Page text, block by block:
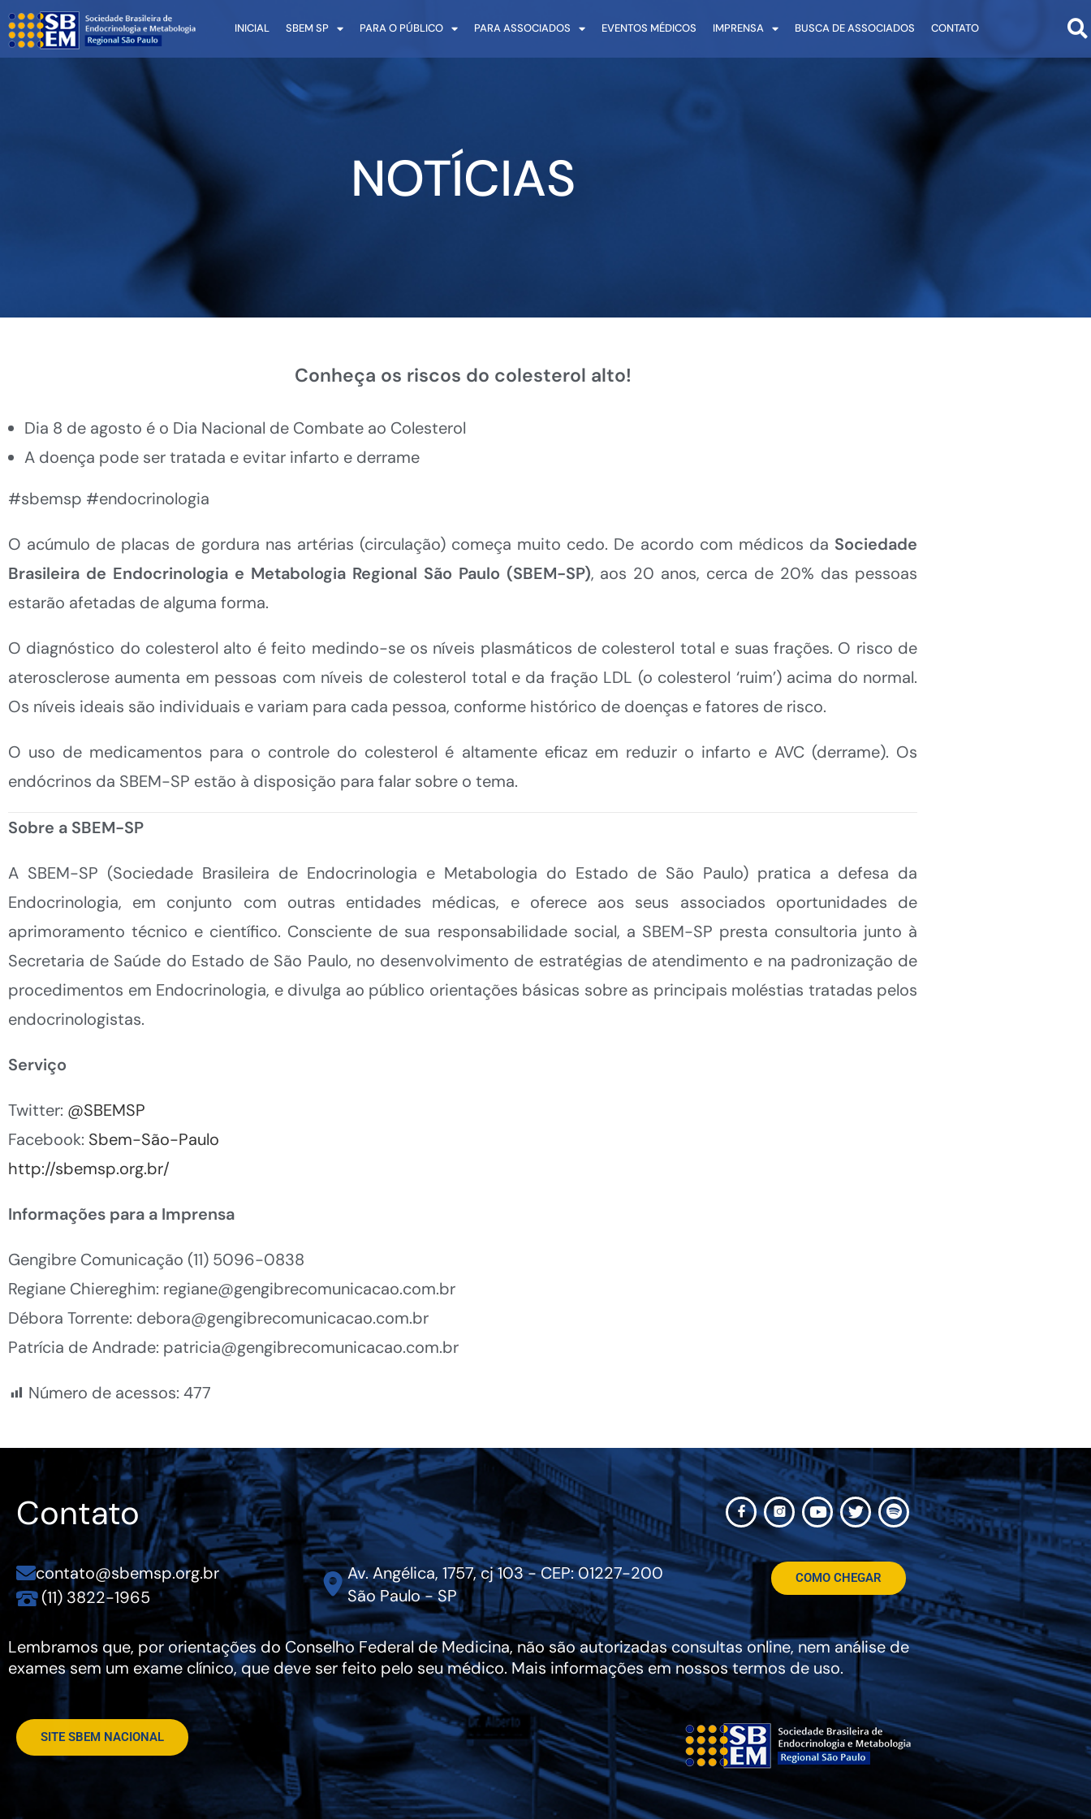
INICIAL SBEM SP PARA O PÚBLICO PARA ASSOCIADOS EVENTOS MÉDICOS IMPRENSA BUSCA DE ASSOCIADOS CONTATO
NOTÍCIAS
Conheça os riscos do colesterol alto!
Dia 8 de agosto é o Dia Nacional de Combate ao Colesterol
A doença pode ser tratada e evitar infarto e derrame
#sbemsp #endocrinologia
O acúmulo de placas de gordura nas artérias (circulação) começa muito cedo. De acordo com médicos da Sociedade
Brasileira de Endocrinologia e Metabologia Regional São Paulo (SBEM-SP), aos 20 anos, cerca de 20% das pessoas
estarão afetadas de alguma forma.
O diagnóstico do colesterol alto é feito medindo-se os níveis plasmáticos de colesterol total e suas frações. O risco de
aterosclerose aumenta em pessoas com níveis de colesterol total e da fração LDL (o colesterol ‘ruim’) acima do normal.
Os níveis ideais são individuais e variam para cada pessoa, conforme histórico de doenças e fatores de risco.
O uso de medicamentos para o controle do colesterol é altamente eficaz em reduzir o infarto e AVC (derrame). Os
endócrinos da SBEM-SP estão à disposição para falar sobre o tema.
Sobre a SBEM-SP
A SBEM-SP (Sociedade Brasileira de Endocrinologia e Metabologia do Estado de São Paulo) pratica a defesa da
Endocrinologia, em conjunto com outras entidades médicas, e oferece aos seus associados oportunidades de
aprimoramento técnico e científico. Consciente de sua responsabilidade social, a SBEM-SP presta consultoria junto à
Secretaria de Saúde do Estado de São Paulo, no desenvolvimento de estratégias de atendimento e na padronização de
procedimentos em Endocrinologia, e divulga ao público orientações básicas sobre as principais moléstias tratadas pelos
endocrinologistas.
Serviço
Twitter: @SBEMSP
Facebook: Sbem-São-Paulo
http://sbemsp.org.br/
Informações para a Imprensa
Gengibre Comunicação (11) 5096-0838
Regiane Chiereghim: regiane@gengibrecomunicacao.com.br
Débora Torrente: debora@gengibrecomunicacao.com.br
Patrícia de Andrade: patricia@gengibrecomunicacao.com.br
Número de acessos: 477
Contato
contato@sbemsp.org.br
(11) 3822-1965
Av. Angélica, 1757, cj 103 - CEP: 01227-200
São Paulo - SP
COMO CHEGAR
Lembramos que, por orientações do Conselho Federal de Medicina, não são autorizadas consultas online, nem análise de
exames sem um exame clínico, que deve ser feito pelo seu médico. Mais informações em nossos termos de uso.
SITE SBEM NACIONAL